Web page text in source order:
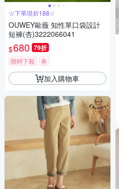
☆下單現折188☆
OUWEY歐薇 知性單口袋設計
短褲(杏)3222066041
$680 79折
限時下殺 券
加入購物車